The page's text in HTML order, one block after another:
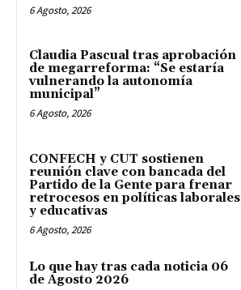
6 Agosto, 2026
Claudia Pascual tras aprobación
de megarreforma: “Se estaría
vulnerando la autonomía
municipal”
6 Agosto, 2026
CONFECH y CUT sostienen
reunión clave con bancada del
Partido de la Gente para frenar
retrocesos en políticas laborales
y educativas
6 Agosto, 2026
Lo que hay tras cada noticia 06
de Agosto 2026